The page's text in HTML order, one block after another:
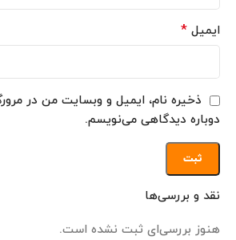
نقد و بررسی‌ها
هنوز بررسی‌ای ثبت نشده است.
ایمیل *
ذخیره نام، ایمیل و وبسایت من در
دوباره دیدگاهی می‌نویسم.